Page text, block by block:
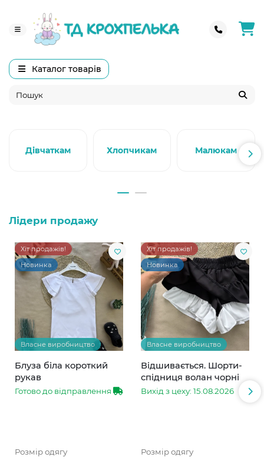
Каталог товарів
Дівчаткам Хлопчикам Малюкам
Лідери продажу
Хіт продажів!
Новинка
Власне виробництво
Блуза біла короткий
рукав
Готово до відправлення
Розмір одягу
Хіт продажів!
Новинка
Власне виробництво
Відшивається. Шорти-
спідниця волан чорні
Вихід з цеху: 15.08.2026
Розмір одягу